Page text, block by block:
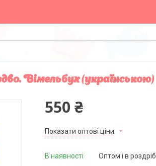
Вімельбух (українською)
550 ₴
Показати оптові ціни
В наявності Оптом і в роздріб